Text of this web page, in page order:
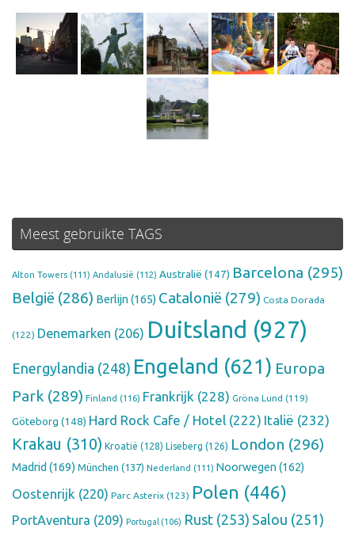
Meest gebruikte TAGS
Alton Towers (111) Andalusië (112) Australië (147) Barcelona (295)
België (286) Berlijn(165) Catalonië (279) Costa Dorada
(122) Denemarken (206) Duitsland (927)
Energylandia (248) Engeland (621) Europa
Park (289) Finland (116) Frankrijk (228) Gröna Lund (119)
Göteborg (148) Hard Rock Cafe / Hotel (222) Italië (232)
Krakau (310) Kroatië (128) Liseberg (126) London (296)
Madrid (169) München (137) Nederland (111) Noorwegen (162)
Oostenrijk (220) Parc Asterix (123) Polen (446)
PortAventura (209) Portugal (106) Rust (253) Salou (251)